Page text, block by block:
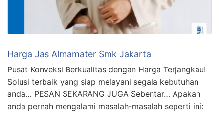
Harga Jas Almamater Smk Jakarta
Pusat Konveksi Berkualitas dengan Harga Terjangkau!
Solusi terbaik yang siap melayani segala kebutuhan
anda… PESAN SEKARANG JUGA Sebentar… Apakah
anda pernah mengalami masalah-masalah seperti ini: